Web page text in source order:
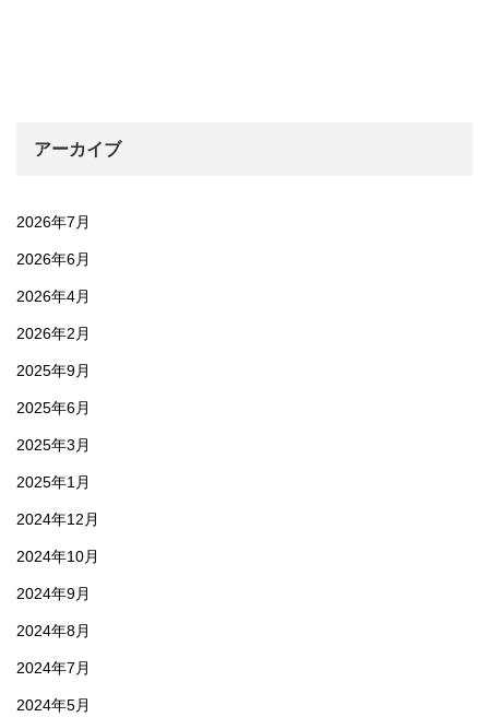
アーカイブ
2026年7月
2026年6月
2026年4月
2026年2月
2025年9月
2025年6月
2025年3月
2025年1月
2024年12月
2024年10月
2024年9月
2024年8月
2024年7月
2024年5月